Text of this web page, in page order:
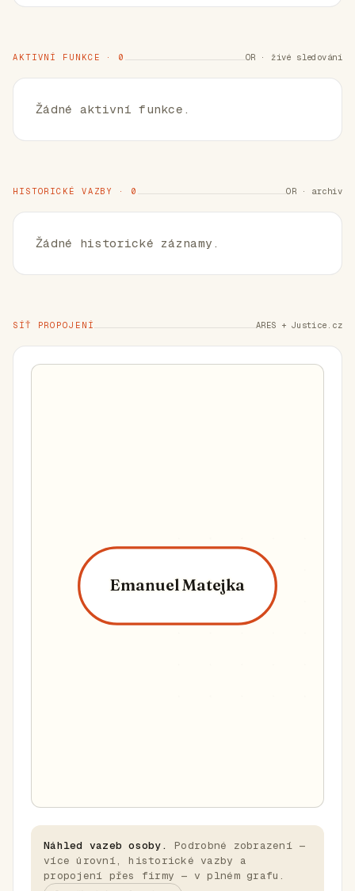
AKTIVNÍ FUNKCE · 0 OR · živé sledování
Žádné aktivní funkce.
HISTORICKÉ VAZBY · 0 OR · archiv
Žádné historické záznamy.
SÍŤ PROPOJENÍ ARES + Justice.cz
Emanuel Matejka
Náhled vazeb osoby.
Podrobné zobrazení —
více úrovní, historické vazby a
propojení přes firmy — v plném grafu.